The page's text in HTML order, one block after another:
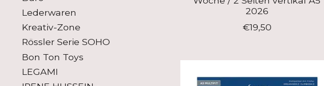
Lederwaren
Kreativ-Zone
Rössler Serie SOHO
Bon Ton Toys
LEGAMI
2026
€19,50